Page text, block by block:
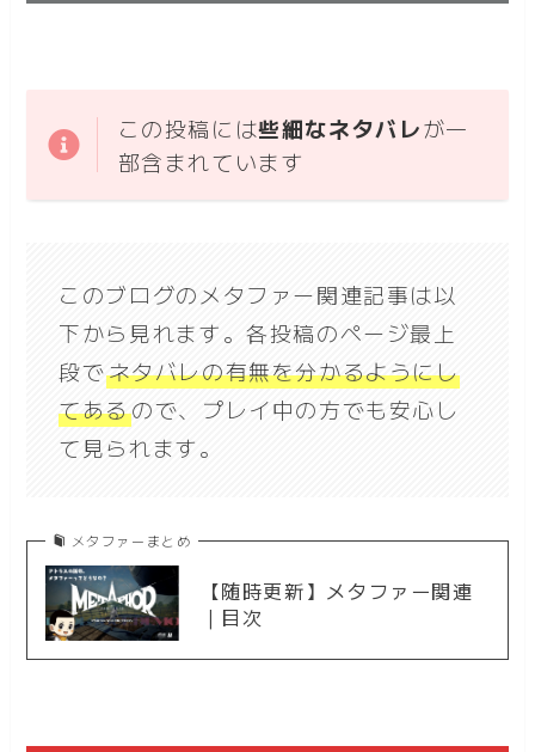
この投稿には些細なネタバレが一
部含まれています
このブログのメタファー関連記事は以
下から見れます。各投稿のページ最上
段でネタバレの有無を分かるようにし
てあるので、プレイ中の方でも安心し
て見られます。
メタファーまとめ
【随時更新】メタファー関連
｜目次